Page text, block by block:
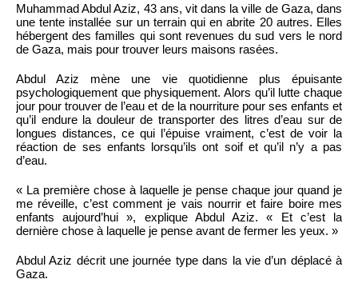
Muhammad Abdul Aziz, 43 ans, vit dans la ville de Gaza, dans
une tente installée sur un terrain qui en abrite 20 autres. Elles
hébergent des familles qui sont revenues du sud vers le nord
de Gaza, mais pour trouver leurs maisons rasées.
Abdul Aziz mène une vie quotidienne plus épuisante
psychologiquement que physiquement. Alors qu’il lutte chaque
jour pour trouver de l’eau et de la nourriture pour ses enfants et
qu’il endure la douleur de transporter des litres d’eau sur de
longues distances, ce qui l’épuise vraiment, c’est de voir la
réaction de ses enfants lorsqu’ils ont soif et qu’il n’y a pas
d’eau.
« La première chose à laquelle je pense chaque jour quand je
me réveille, c’est comment je vais nourrir et faire boire mes
enfants aujourd’hui », explique Abdul Aziz. « Et c’est la
dernière chose à laquelle je pense avant de fermer les yeux. »
Abdul Aziz décrit une journée type dans la vie d’un déplacé à
Gaza.